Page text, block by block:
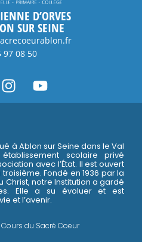
D’ORVES
SUR SEINE
97 08 50
à Ablon sur Seine dans le Val
scolaire privé
avec l’État. Il est ouvert
Fondé en 1936 par la
notre Institution a gardé
Elle a su évoluer et est
et l’avenir.
du Sacré Coeur